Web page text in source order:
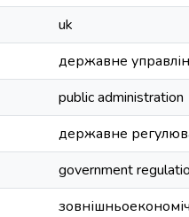
uk
державне
public administration
державне
government